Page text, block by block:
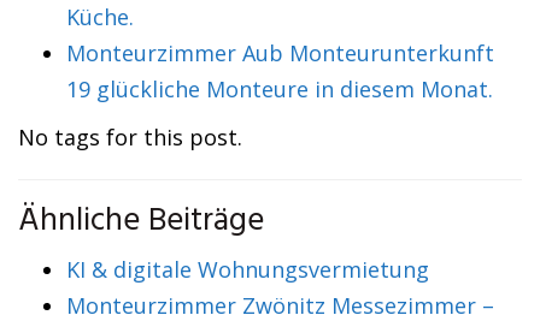
Küche.
Monteurzimmer Aub Monteurunterkunft
19 glückliche Monteure in diesem Monat.
No tags for this post.
Ähnliche Beiträge
KI & digitale Wohnungsvermietung
Monteurzimmer Zwönitz Messezimmer –